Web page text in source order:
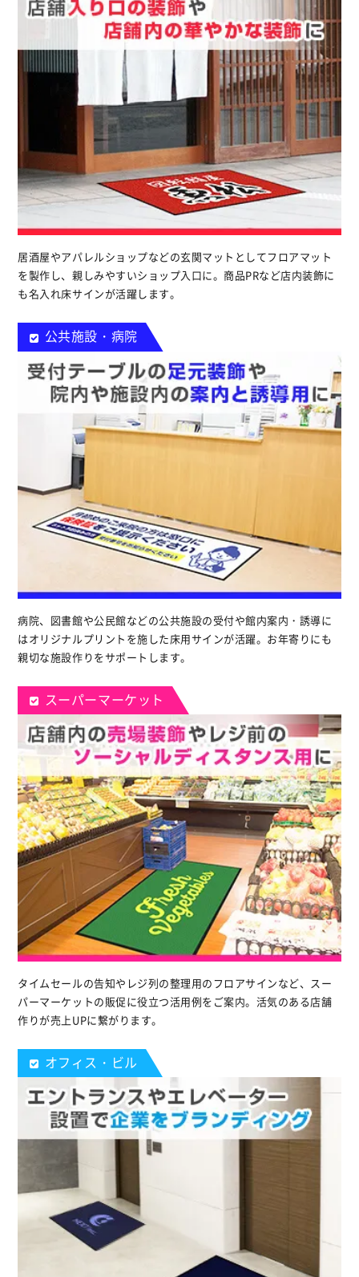
居酒屋やアパレルショップなどの玄関マットとしてフロアマット
を製作し、親しみやすいショップ入口に。商品PRなど店内装飾に
も名入れ床サインが活躍します。
公共施設・病院
病院、図書館や公民館などの公共施設の受付や館内案内・誘導に
はオリジナルプリントを施した床用サインが活躍。お年寄りにも
親切な施設作りをサポートします。
スーパーマーケット
タイムセールの告知やレジ列の整理用のフロアサインなど、スー
パーマーケットの販促に役立つ活用例をご案内。活気のある店舗
作りが売上UPに繋がります。
オフィス・ビル